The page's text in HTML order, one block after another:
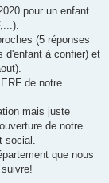
pour un enfant
(5 réponses
d'enfant à confier) et
de notre
mais juste
de notre
social.
que nous